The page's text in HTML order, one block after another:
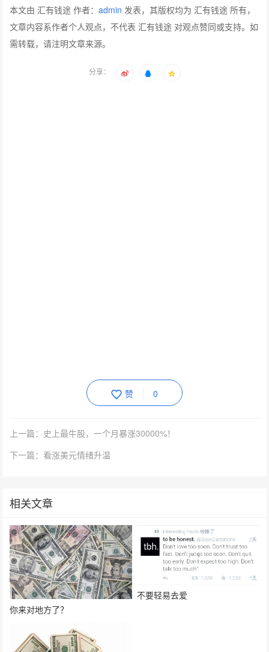
本文由 汇有钱途 作者：admin 发表，其版权均为 汇有钱途 所有，
文章内容系作者个人观点，不代表 汇有钱途 对观点赞同或支持。如
需转载，请注明文章来源。
分享：
赞 0
上一篇：史上最牛股，一个月暴涨30000%！
下一篇：看涨美元情绪升温
相关文章
你来对地方了？
不要轻易去爱